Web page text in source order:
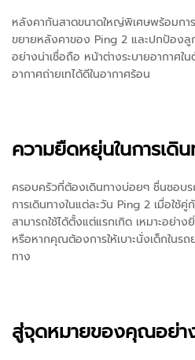
หลังคากันสาดขนาดใหญ่พิเศษพร้อมกา
ขยายหลังคาของ Ping 2 และปกป้อง
อย่างน่าเชื่อถือ หน้าต่างระบายอากาศใ
อากาศถ่ายเทได้ดีในอากาศร้อน
ความยืดหยุ่นในการเดิ
ครอบครัวที่ต้องเดินทางบ่อยๆ ชื่นชอบ
การเดินทางในแต่ละวัน Ping 2 เมื่อใช้คู่
สามารถใช้ได้ตั้งแต่แรกเกิด เหมาะอย่า
หรือหากคุณต้องการให้เบาะนั่งเด็กใน
ทาง
สู่จุดหมายของคุณอย่า